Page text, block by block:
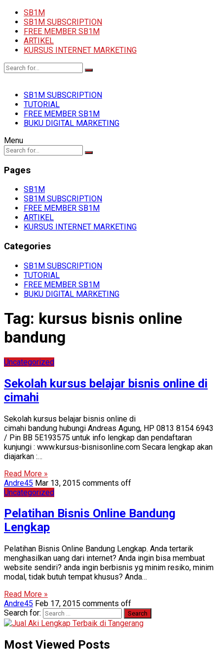
SB1M
SB1M SUBSCRIPTION
FREE MEMBER SB1M
ARTIKEL
KURSUS INTERNET MARKETING
SB1M SUBSCRIPTION
TUTORIAL
FREE MEMBER SB1M
BUKU DIGITAL MARKETING
Menu
Pages
SB1M
SB1M SUBSCRIPTION
FREE MEMBER SB1M
ARTIKEL
KURSUS INTERNET MARKETING
Categories
SB1M SUBSCRIPTION
TUTORIAL
FREE MEMBER SB1M
BUKU DIGITAL MARKETING
Tag: kursus bisnis online
bandung
Uncategorized
Sekolah kursus belajar bisnis online di
cimahi
Sekolah kursus belajar bisnis online di
cimahi bandung hubungi Andreas Agung, HP 0813 8154 6943
/ Pin BB 5E193575 untuk info lengkap dan pendaftaran
kunjungi : www.kursus-bisnisonline.com Secara lengkap akan
diajarkan :…
Read More »
Andre45 Mar 13, 2015 comments off
Uncategorized
Pelatihan Bisnis Online Bandung
Lengkap
Pelatihan Bisnis Online Bandung Lengkap. Anda tertarik
menghasilkan uang dari internet? Anda ingin bisa membuat
website sendiri? anda ingin berbisnis yg minim resiko, minim
modal, tidak butuh tempat khusus? Anda…
Read More »
Andre45 Feb 17, 2015 comments off
Search for:
Most Viewed Posts